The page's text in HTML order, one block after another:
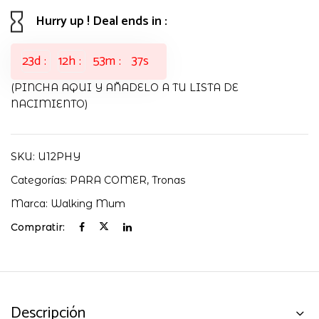
cantidad
Hurry up ! Deal ends in :
23d 12h 53m 36s
(PINCHA AQUI Y AÑADELO A TU LISTA DE
NACIMIENTO)
SKU: U12PHY
Categorías: PARA COMER, Tronas
Marca: Walking Mum
Compratir:
Descripción